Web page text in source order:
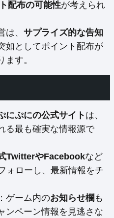
配布の可能性が考えられ
、 サプライズ的な告知
如としてポイント配布が
ます。
にぷにの公式サイト は、
る最も確実な情報源で
TwitterやFacebookなど
ォローし、最新情報をチ
ゲーム内のお知らせ欄 も
ンペーン情報を見逃さな